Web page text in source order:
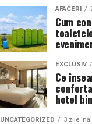
AFACERI
Cum
EXCLUSIV
Ce
hotel
UNCATEGORIZED 3 zile